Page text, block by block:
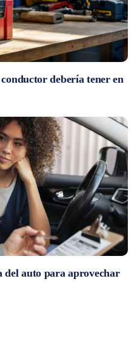
debería tener en
del auto para aprovechar